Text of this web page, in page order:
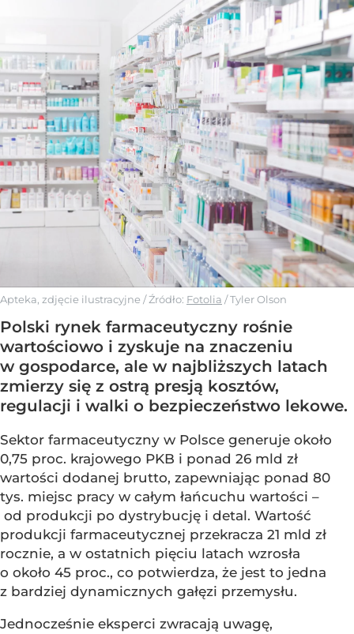
Apteka, zdjęcie ilustracyjne / Źródło: Fotolia /Tyler Olson
Polski rynek farmaceutyczny rośnie
wartościowo i zyskuje na znaczeniu
w gospodarce, ale w najbliższych latach
zmierzy się z ostrą presją kosztów,
regulacji i walki o bezpieczeństwo lekowe.
Sektor farmaceutyczny w Polsce generuje około
0,75 proc. krajowego PKB i ponad 26 mld zł
wartości dodanej brutto, zapewniając ponad 80
tys. miejsc pracy w całym łańcuchu wartości –
od produkcji po dystrybucję i detal. Wartość
produkcji farmaceutycznej przekracza 21 mld zł
rocznie, a w ostatnich pięciu latach wzrosła
o około 45 proc., co potwierdza, że jest to jedna
z bardziej dynamicznych gałęzi przemysłu.
Jednocześnie eksperci zwracają uwagę,